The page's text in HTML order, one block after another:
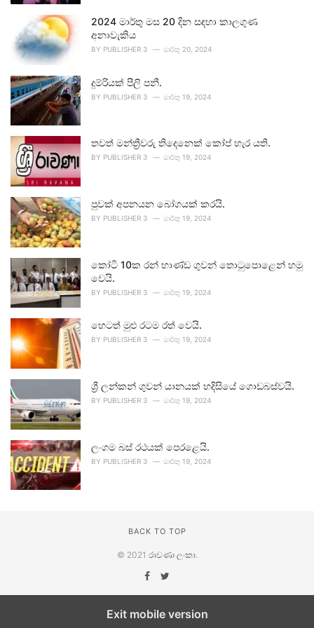
2024 මාර්තු මස 20 දින සඳහා කාලගුණ
අනාවැකිය
BY PUBLISHER 3 මාර්තු 20, 2024
දුම්රියක් පීලි පනී.
BY PUBLISHER 3 මාර්තු 19, 2024
තවත් මන්ත්‍රීවරු තිදෙනෙක් කෝප් හැර යති.
BY PUBLISHER 3 මාර්තු 19, 2024
පුවක් අපනයන බෝගයක් කරයි.
BY PUBLISHER 3 මාර්තු 19, 2024
කෝටි 10ක රන් භාණ්ඩ ගුවන් තොටුපොළෙන් හමු
වෙයි.
BY PUBLISHER 3 මාර්තු 19, 2024
හෙටත් මුළු රටම රත් වෙයි.
BY PUBLISHER 3 මාර්තු 19, 2024
ශ්‍රී ලන්කන් ගුවන් යානයක් හදිසියේ ගොඩබස්වයි.
BY PUBLISHER 3 මාර්තු 19, 2024
ලංගම බස් රථයක් පෙරළෙයි.
BY PUBLISHER 3 මාර්තු 19, 2024
BACK TO TOP
© 2021 රාවණා ලංකා.
Exit mobile version